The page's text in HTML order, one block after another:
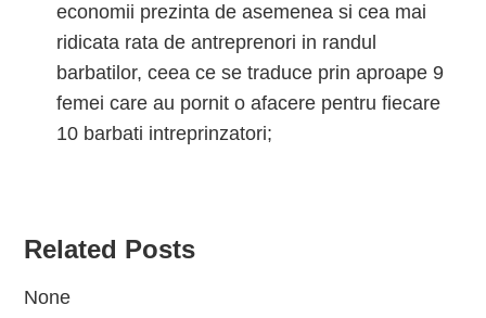
economii prezinta de asemenea si cea mai
ridicata rata de antreprenori in randul
barbatilor, ceea ce se traduce prin aproape 9
femei care au pornit o afacere pentru fiecare
10 barbati intreprinzatori;
Related Posts
None